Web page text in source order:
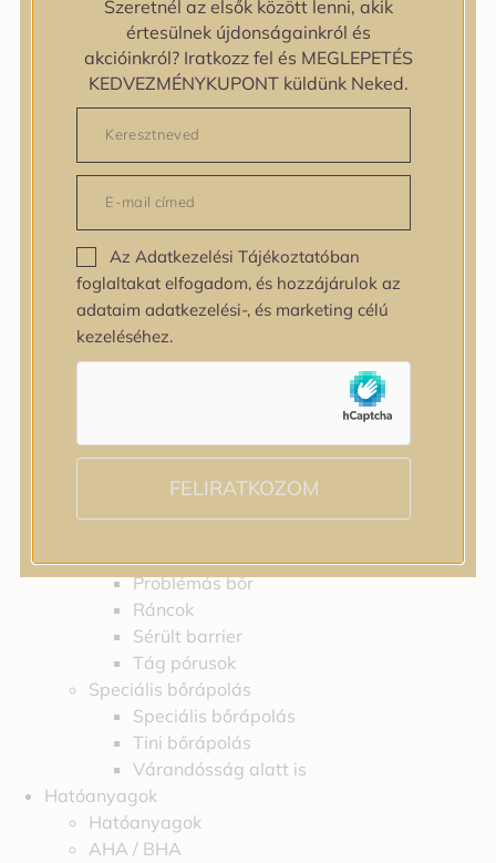
zipiderm
Bőrállapot
Bőrállapot
Bőrtípus
Bőrtípus
Kombinált
Száraz
Zsíros
Bőrprobléma
Bőrprobléma
Bőrpír
Dehidratált bőr
Érzékeny bőr
Fakóság
Problémás bőr
Ráncok
Sérült barrier
Tág pórusok
Speciális bőrápolás
Speciális bőrápolás
Tini bőrápolás
Várandósság alatt is
Hatóanyagok
Hatóanyagok
AHA / BHA
Szeretnél az elsők között lenni, akik
értesülnek újdonságainkról és
akcióinkról? Iratkozz fel és MEGLEPETÉS
KEDVEZMÉNYKUPONT küldünk Neked.
Az Adatkezelési Tájékoztatóban
foglaltakat elfogadom, és hozzájárulok az
adataim adatkezelési-, és marketing célú
kezeléséhez.
FELIRATKOZOM